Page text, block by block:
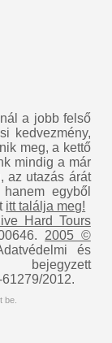
a jobb felső
kedvezmény,
meg, a kettő
mindig a már
az utazás árát
egyből
itt találja meg!
Hard Tours
2005 ©
és
bejegyzett
2012.
be.